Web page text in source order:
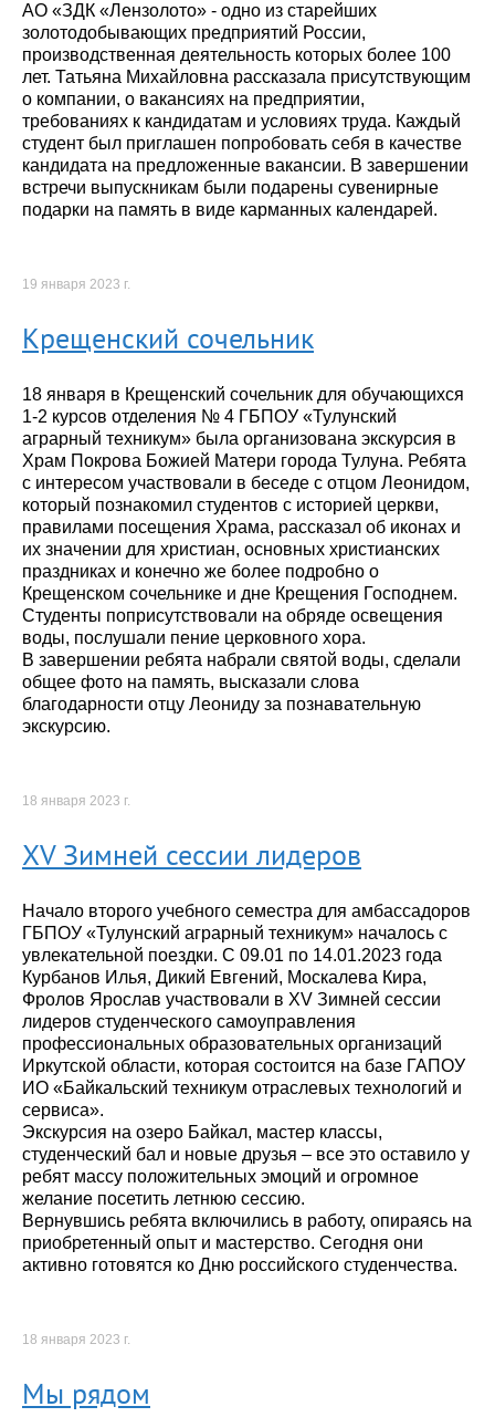
АО «ЗДК «Лензолото» - одно из старейших
золотодобывающих предприятий России,
производственная деятельность которых более 100
лет. Татьяна Михайловна рассказала присутствующим
о компании, о вакансиях на предприятии,
требованиях к кандидатам и условиях труда. Каждый
студент был приглашен попробовать себя в качестве
кандидата на предложенные вакансии. В завершении
встречи выпускникам были подарены сувенирные
подарки на память в виде карманных календарей.
19 января 2023 г.
Крещенский сочельник
18 января в Крещенский сочельник для обучающихся
1-2 курсов отделения № 4 ГБПОУ «Тулунский
аграрный техникум» была организована экскурсия в
Храм Покрова Божией Матери города Тулуна. Ребята
с интересом участвовали в беседе с отцом Леонидом,
который познакомил студентов с историей церкви,
правилами посещения Храма, рассказал об иконах и
их значении для христиан, основных христианских
праздниках и конечно же более подробно о
Крещенском сочельнике и дне Крещения Господнем.
Студенты поприсутствовали на обряде освещения
воды, послушали пение церковного хора.
В завершении ребята набрали святой воды, сделали
общее фото на память, высказали слова
благодарности отцу Леониду за познавательную
экскурсию.
18 января 2023 г.
XV Зимней сессии лидеров
Начало второго учебного семестра для амбассадоров
ГБПОУ «Тулунский аграрный техникум» началось с
увлекательной поездки. С 09.01 по 14.01.2023 года
Курбанов Илья, Дикий Евгений, Москалева Кира,
Фролов Ярослав участвовали в XV Зимней сессии
лидеров студенческого самоуправления
профессиональных образовательных организаций
Иркутской области, которая состоится на базе ГАПОУ
ИО «Байкальский техникум отраслевых технологий и
сервиса».
Экскурсия на озеро Байкал, мастер классы,
студенческий бал и новые друзья – все это оставило у
ребят массу положительных эмоций и огромное
желание посетить летнюю сессию.
Вернувшись ребята включились в работу, опираясь на
приобретенный опыт и мастерство. Сегодня они
активно готовятся ко Дню российского студенчества.
18 января 2023 г.
Мы рядом